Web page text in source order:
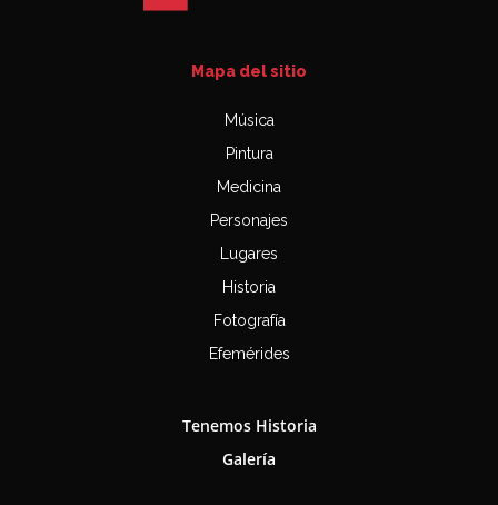
Mapa del sitio
Música
Pintura
Medicina
Personajes
Lugares
Historia
Fotografía
Efemérides
Tenemos Historia
Galería